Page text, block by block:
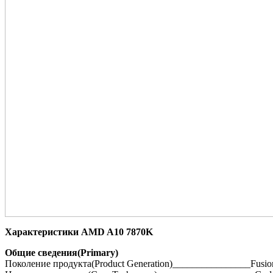
Характеристики AMD A10 7870K
Общие сведения(Primary)
Поколение продукта(Product